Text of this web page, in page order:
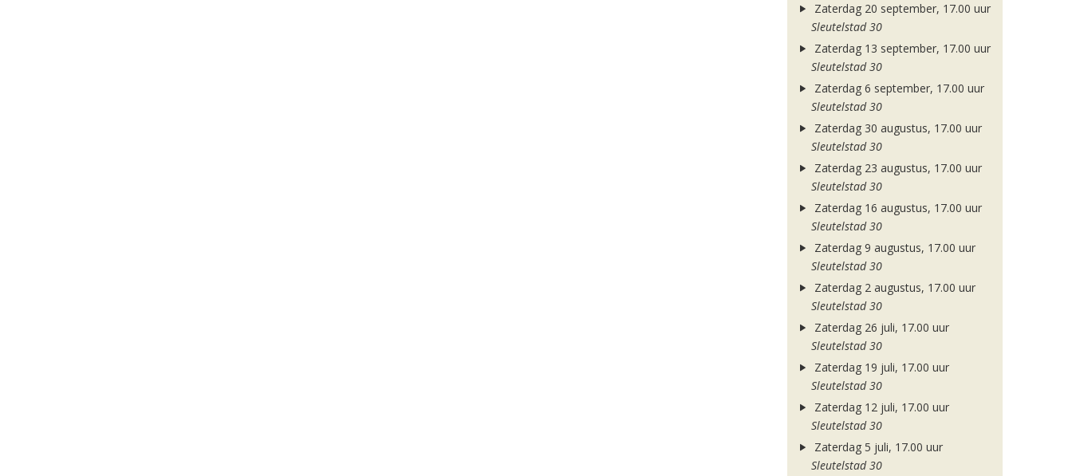
Zaterdag 20 september, 17.00 uur
Sleutelstad 30
Zaterdag 13 september, 17.00 uur
Sleutelstad 30
Zaterdag 6 september, 17.00 uur
Sleutelstad 30
Zaterdag 30 augustus, 17.00 uur
Sleutelstad 30
Zaterdag 23 augustus, 17.00 uur
Sleutelstad 30
Zaterdag 16 augustus, 17.00 uur
Sleutelstad 30
Zaterdag 9 augustus, 17.00 uur
Sleutelstad 30
Zaterdag 2 augustus, 17.00 uur
Sleutelstad 30
Zaterdag 26 juli, 17.00 uur
Sleutelstad 30
Zaterdag 19 juli, 17.00 uur
Sleutelstad 30
Zaterdag 12 juli, 17.00 uur
Sleutelstad 30
Zaterdag 5 juli, 17.00 uur
Sleutelstad 30